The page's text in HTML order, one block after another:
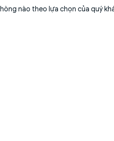
nào theo lựa chọn của quý